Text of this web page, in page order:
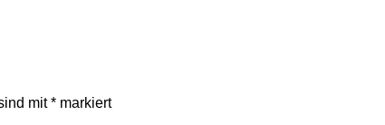
mit* markiert